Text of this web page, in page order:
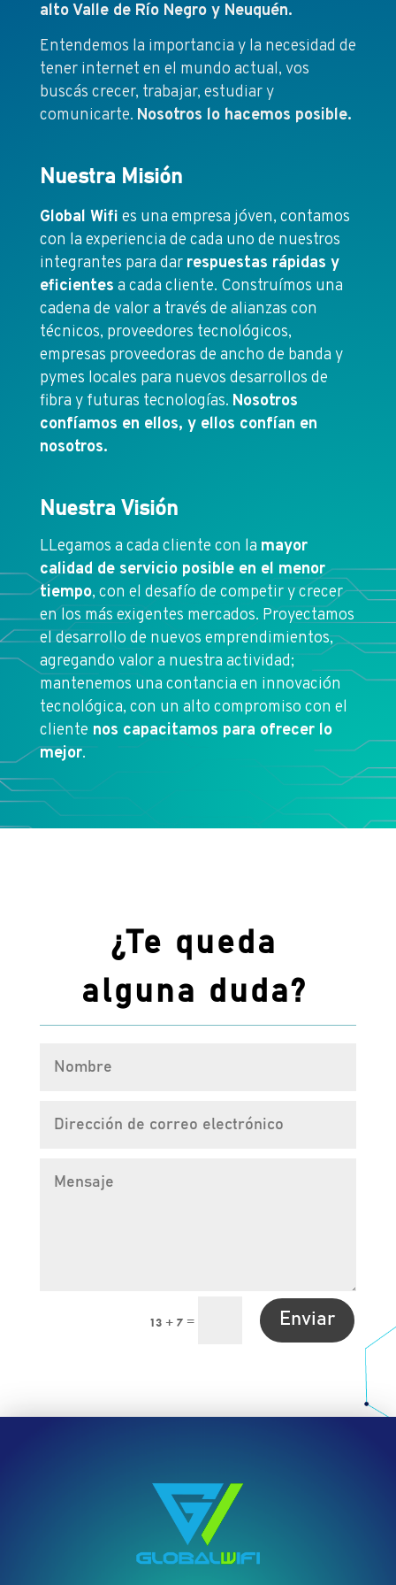
alto Valle de Río Negro y Neuquén.
Entendemos la importancia y la necesidad de
tener internet en el mundo actual, vos
buscás crecer, trabajar, estudiar y
comunicarte. Nosotros lo hacemos posible.
Nuestra Misión
Global Wifi es una empresa jóven, contamos
con la experiencia de cada uno de nuestros
integrantes para dar respuestas rápidas y
eficientes a cada cliente. Construímos una
cadena de valor a través de alianzas con
técnicos, proveedores tecnológicos,
empresas proveedoras de ancho de banda y
pymes locales para nuevos desarrollos de
fibra y futuras tecnologías. Nosotros
confíamos en ellos, y ellos confían en
nosotros.
Nuestra Visión
LLegamos a cada cliente con la mayor
calidad de servicio posible en el menor
tiempo, con el desafío de competir y crecer
en los más exigentes mercados. Proyectamos
el desarrollo de nuevos emprendimientos,
agregando valor a nuestra actividad;
mantenemos una contancia en innovación
tecnológica, con un alto compromiso con el
cliente nos capacitamos para ofrecer lo
mejor.
¿Te queda
alguna duda?
13 + 7 = Enviar